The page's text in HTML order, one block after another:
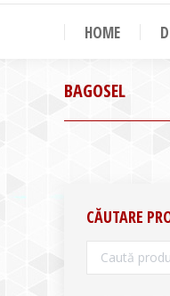
HOME
BAGOSEL
CĂUTARE